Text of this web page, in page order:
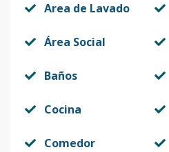
Area de Lavado
Área Social
Baños
Cocina
Comedor